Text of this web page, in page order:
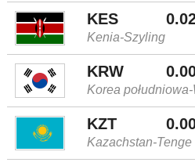
KES
Kenia-Szyling
KRW
Korea
KZT
Kazachstan-Tenge